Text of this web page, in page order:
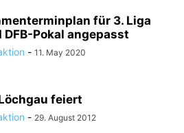
für 3. Liga
DFB-Pokal angepasst
- 11. May 2020
feiert
- 29. August 2012